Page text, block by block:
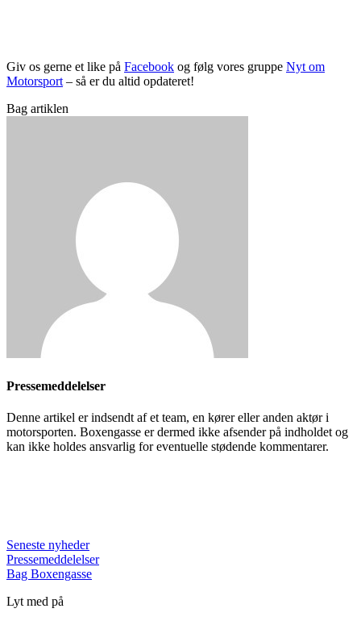
Giv os gerne et like på Facebook og følg vores gruppe Nyt om
Motorsport– så er du altid opdateret!
Bag artiklen
Pressemeddelelser
Denne artikel er indsendt af et team, en kører eller anden aktør i
motorsporten. Boxengasse er dermed ikke afsender på indholdet og
kan ikke holdes ansvarlig for eventuelle stødende kommentarer.
Seneste nyheder
Pressemeddelelser
Bag Boxengasse
Lyt med på